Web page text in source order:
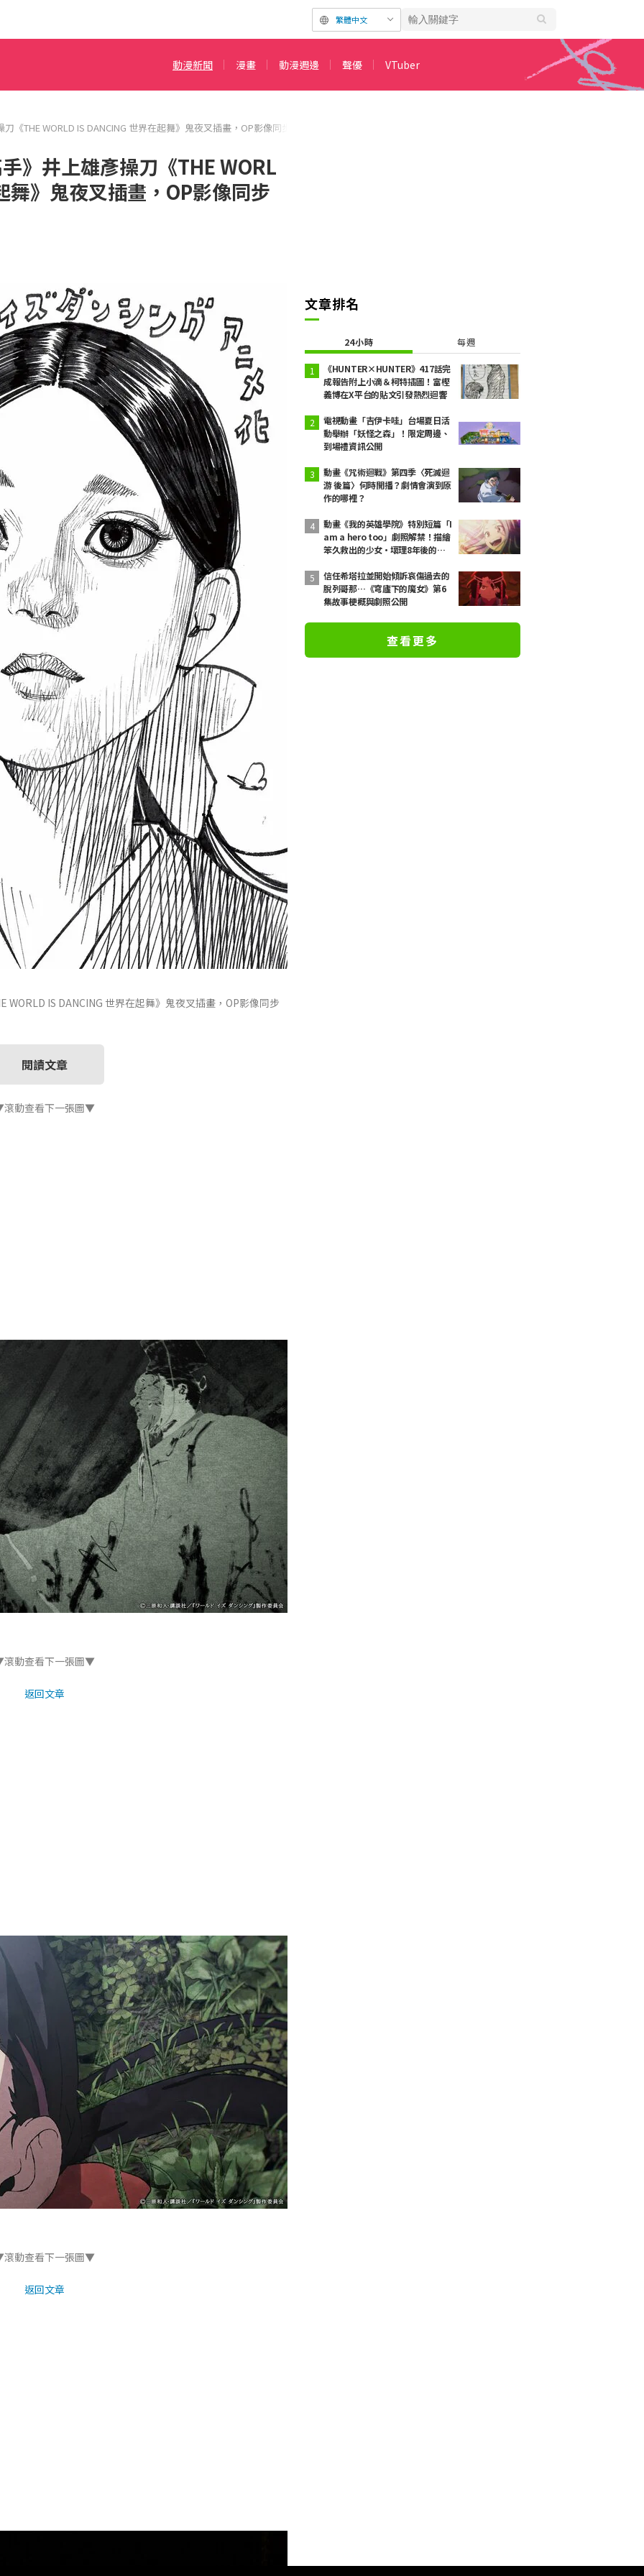
繁體中文
動漫新聞 漫畫 動漫週邊 聲優 VTuber
《THE WORLD IS DANCING 世界在起舞》鬼夜叉插畫，OP影像同步公開
》井上雄彥操刀《THE WORL
舞》鬼夜叉插畫，OP影像同步
IS DANCING 世界在起舞》鬼夜叉插畫，OP影像同步
閱讀文章
動查看下一張圖▼
動查看下一張圖▼
返回文章
動查看下一張圖▼
返回文章
文章排名
24小時 每週
《HUNTER×HUNTER》417話完
成報告附上小滴＆柯特插圖！富樫
義博在X平台的貼文引發熱烈迴響
電視動畫「吉伊卡哇」台場夏日活
動舉辦「妖怪之森」！限定周邊、
到場禮資訊公開
動畫《咒術迴戰》第四季〈死滅迴
游 後篇〉何時開播？劇情會演到原
作的哪裡？
動畫《我的英雄學院》特別短篇「I
am a hero too」劇照解禁！描繪
笨久救出的少女·壞理8年後的故
信任希塔拉並開始傾訴哀傷過去的
脫列哥那…《穹廬下的魔女》第6
集故事梗概與劇照公開
查看更多